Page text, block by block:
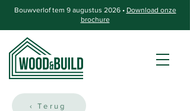
Bouwverlof tem 9 augustus 2026 • Download onze
brochure
‹ Terug